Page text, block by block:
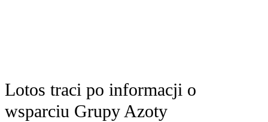
Lotos traci po informacji o
wsparciu Grupy Azoty